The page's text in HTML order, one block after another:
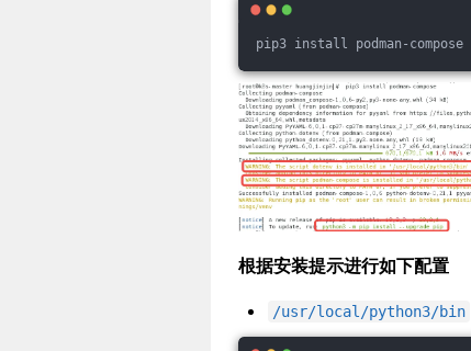
pip3 install podman-compose
根据安装提示进行如下配置
/usr/local/python3/bin